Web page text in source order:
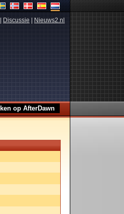
Discussie Nieuws2.nl